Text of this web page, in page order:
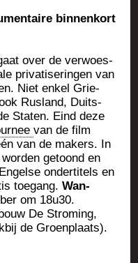
bin­nen­kort
over de ver­woes­
pri­va­ti­se­rin­gen van
Niet enkel Grie­
Rus­land, Duits­
Sta­ten. Eind deze
van de film
van de makers. In
getoond en
onder­ti­tels en
toe­gang.Wan­
om 18u30.
De Stro­ming,
de Groenplaats).